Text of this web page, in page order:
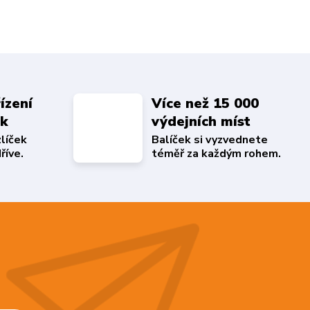
Více než 15 000
výdejních míst
Balíček si vyzvednete
téměř za každým rohem.